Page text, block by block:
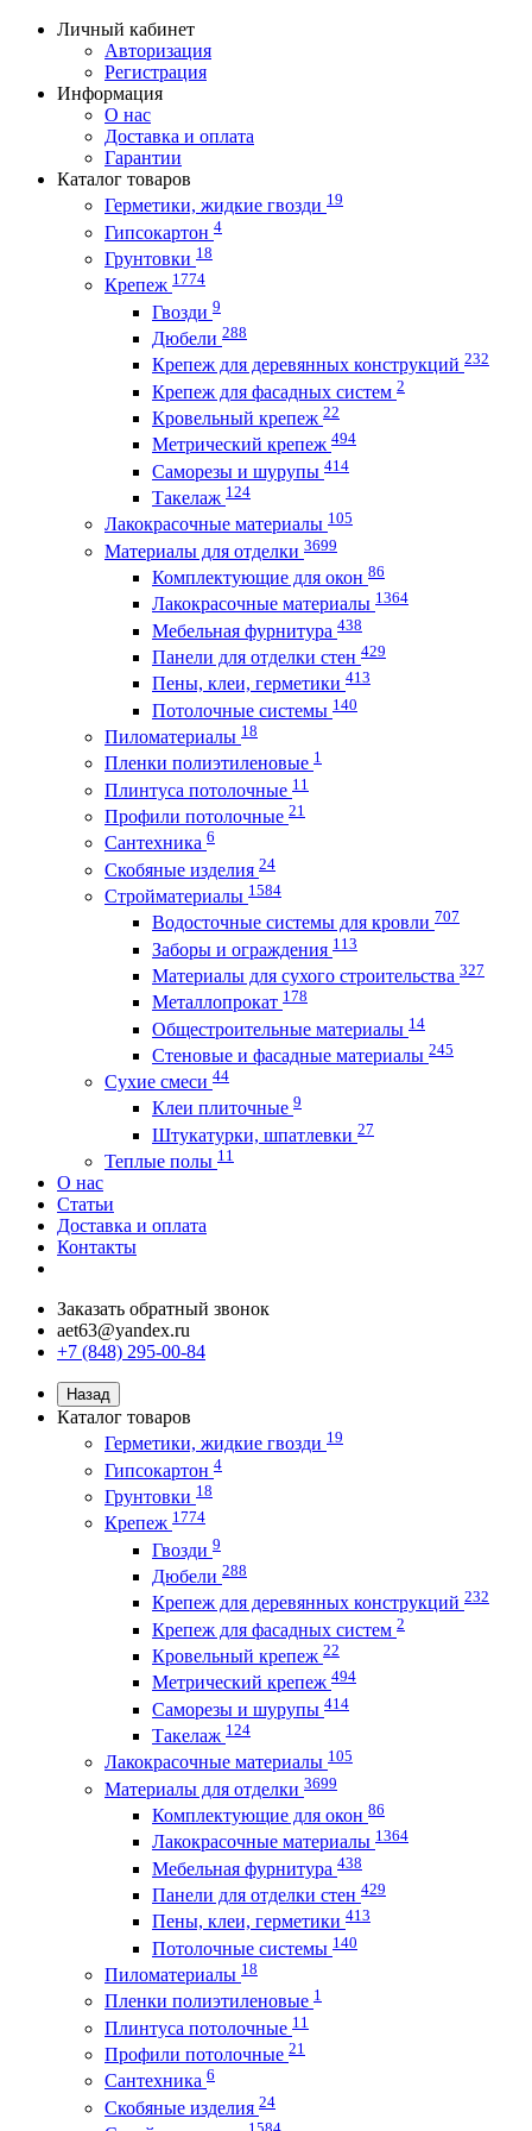
Личный кабинет
Авторизация
Регистрация
Информация
О нас
Доставка и оплата
Гарантии
Каталог товаров
Герметики, жидкие гвозди 19
Гипсокартон 4
Грунтовки 18
Крепеж 1774
Гвозди 9
Дюбели 288
Крепеж для деревянных конструкций 232
Крепеж для фасадных систем 2
Кровельный крепеж 22
Метрический крепеж 494
Саморезы и шурупы 414
Такелаж 124
Лакокрасочные материалы 105
Материалы для отделки 3699
Комплектующие для окон 86
Лакокрасочные материалы 1364
Мебельная фурнитура 438
Панели для отделки стен 429
Пены, клеи, герметики 413
Потолочные системы 140
Пиломатериалы 18
Пленки полиэтиленовые 1
Плинтуса потолочные 11
Профили потолочные 21
Сантехника 6
Скобяные изделия 24
Стройматериалы 1584
Водосточные системы для кровли 707
Заборы и ограждения 113
Материалы для сухого строительства 327
Металлопрокат 178
Общестроительные материалы 14
Стеновые и фасадные материалы 245
Сухие смеси 44
Клеи плиточные 9
Штукатурки, шпатлевки 27
Теплые полы 11
О нас
Статьи
Доставка и оплата
Контакты
Заказать обратный звонок
aet63@yandex.ru
+7 (848) 295-00-84
Назад
Каталог товаров
Герметики, жидкие гвозди 19
Гипсокартон 4
Грунтовки 18
Крепеж 1774
Гвозди 9
Дюбели 288
Крепеж для деревянных конструкций 232
Крепеж для фасадных систем 2
Кровельный крепеж 22
Метрический крепеж 494
Саморезы и шурупы 414
Такелаж 124
Лакокрасочные материалы 105
Материалы для отделки 3699
Комплектующие для окон 86
Лакокрасочные материалы 1364
Мебельная фурнитура 438
Панели для отделки стен 429
Пены, клеи, герметики 413
Потолочные системы 140
Пиломатериалы 18
Пленки полиэтиленовые 1
Плинтуса потолочные 11
Профили потолочные 21
Сантехника 6
Скобяные изделия 24